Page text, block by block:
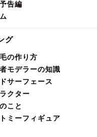
告編
グ
の作り方
モデラーの知識
サーフェース
クター
こと
ミーフィギュア